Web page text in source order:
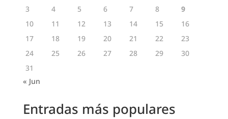
3
4 5 6 7 8
9
10
11 12 13 14 15
16
17
18 19 20 21 22
23
24
25 26 27 28 29
30
31
« Jun
Entradas más populares